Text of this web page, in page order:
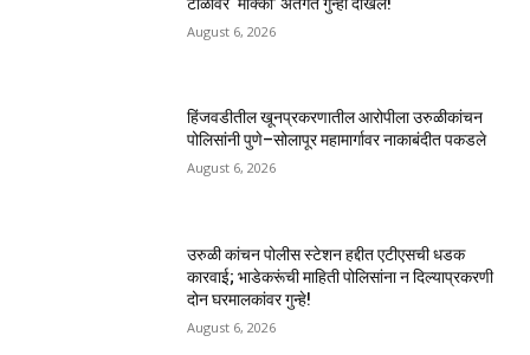
August 6, 2026
हिंजवडीतील खूनप्रकरणातील आरोपीला उरुळीकांचन
पोलिसांनी पुणे–सोलापूर महामार्गावर नाकाबंदीत पकडले
August 6, 2026
उरुळी कांचन पोलीस स्टेशन हद्दीत एटीएसची धडक
कारवाई; भाडेकरूंची माहिती पोलिसांना न दिल्याप्रकरणी
दोन घरमालकांवर गुन्हे!
August 6, 2026